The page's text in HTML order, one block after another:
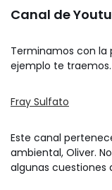
Canal de
Terminamos con la
ejemplo te traemos.
Fray Sulfato
Este canal
ambiental, Oliver.
algunas cuestiones